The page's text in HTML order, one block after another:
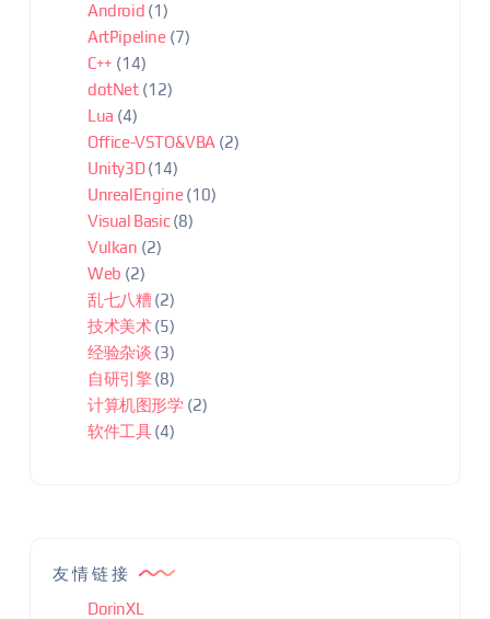
Android (1)
ArtPipeline (7)
C++ (14)
dotNet(12)
Lua (4)
Office-VSTO&VBA (2)
Unity3D(14)
UnrealEngine (10)
Visual Basic(8)
Vulkan (2)
Web (2)
乱七八糟(2)
技术美术(5)
经验杂谈 (3)
自研引擎(8)
计算机图形学 (2)
软件工具(4)
友情链接
DorinXL